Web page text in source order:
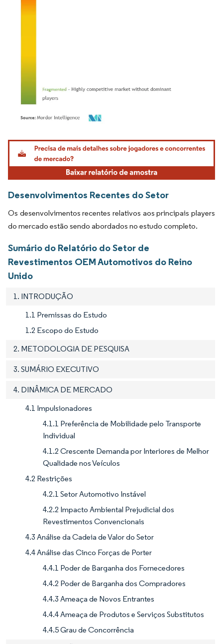
Imagem © Mordor Intelligence. O reuso requer atribuição conforme CC BY 4.0.
Desenvolvimentos Recentes do Setor
Os desenvolvimentos recentes relativos aos principais players
do mercado estão sendo abordados no estudo completo.
Sumário do Relatório do Setor de
Revestimentos OEM Automotivos do Reino
Unido
1. INTRODUÇÃO
1.1 Premissas do Estudo
1.2 Escopo do Estudo
2. METODOLOGIA DE PESQUISA
3. SUMÁRIO EXECUTIVO
4. DINÂMICA DE MERCADO
4.1 Impulsionadores
4.1.1 Preferência de Mobilidade pelo Transporte
Individual
4.1.2 Crescente Demanda por Interiores de Melhor
Qualidade nos Veículos
4.2 Restrições
4.2.1 Setor Automotivo Instável
4.2.2 Impacto Ambiental Prejudicial dos
Revestimentos Convencionais
4.3 Análise da Cadeia de Valor do Setor
4.4 Análise das Cinco Forças de Porter
4.4.1 Poder de Barganha dos Fornecedores
4.4.2 Poder de Barganha dos Compradores
4.4.3 Ameaça de Novos Entrantes
4.4.4 Ameaça de Produtos e Serviços Substitutos
4.4.5 Grau de Concorrência